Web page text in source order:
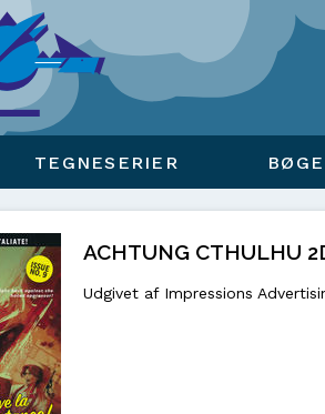
TEGNESERIER
ACHTUNG CTHULHU
Udgivet af Impressions